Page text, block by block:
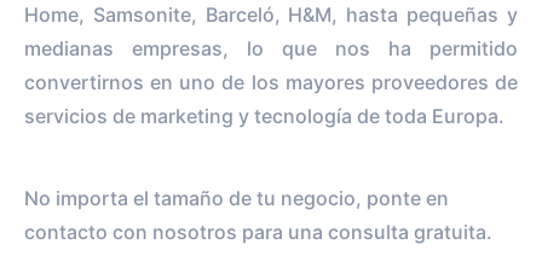
Home, Samsonite, Barceló, H&M, hasta pequeñas y
medianas empresas, lo que nos ha permitido
convertirnos en uno de los mayores proveedores de
servicios de marketing y tecnología de toda Europa.
No importa el tamaño de tu negocio, ponte en
contacto con nosotros para una consulta gratuita.